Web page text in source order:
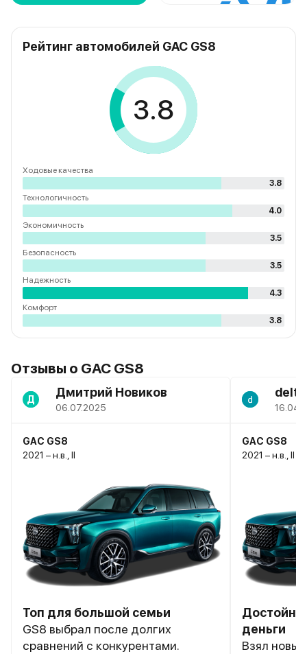
Рейтинг автомобилей GAC GS8
3.8
Ходовые качества
3.8
Технологичность
4.0
Экономичность
3.5
Безопасность
3.5
Надежность
4.3
Комфорт
3.8
Отзывы о GAC GS8
Д Дмитрий Новиков
06.07.2025
GAC GS8
2021 – н.в., II
Топ для большой семьи
GS8 выбрал после долгих
сравнений с конкурентами.
GAC GS8
2021 – н.в., II
деньги
Взял